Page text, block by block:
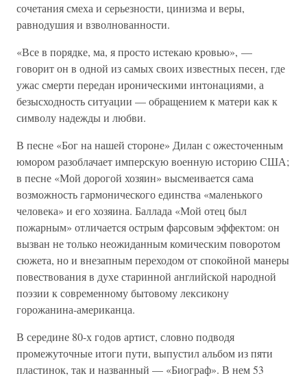
сочетания смеха и серьезности, цинизма и веры,
равнодушия и взволнованности.
«Все в порядке, ма, я просто истекаю кровью», —
говорит он в одной из самых своих известных песен, где
ужас смерти передан ироническими интонациями, а
безысходность ситуации — обращением к матери как к
символу надежды и любви.
В песне «Бог на нашей стороне» Дилан с ожесточенным
юмором разоблачает имперскую военную историю США;
в песне «Мой дорогой хозяин» высмеивается сама
возможность гармонического единства «маленького
человека» и его хозяина. Баллада «Мой отец был
пожарным» отличается острым фарсовым эффектом: он
вызван не только неожиданным комическим поворотом
сюжета, но и внезапным переходом от спокойной манеры
повествования в духе старинной английской народной
поэзии к современному бытовому лексикону
горожанина-американца.
В середине 80-х годов артист, словно подводя
промежуточные итоги пути, выпустил альбом из пяти
пластинок, так и названный — «Биограф». В нем 53